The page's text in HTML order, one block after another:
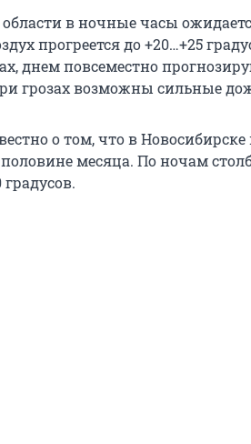
в ночные часы
прогреется до +20…+25
днем повсеместно
грозах возможны сильные
о том, что в
месяца. По ночам
градусов.